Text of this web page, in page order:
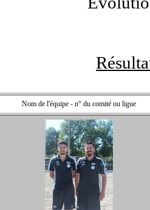
Nom de l'équipe - n° du comité ou ligue